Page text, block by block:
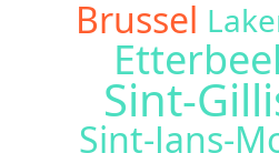
Brussel
Sint-
Sint-Jans-